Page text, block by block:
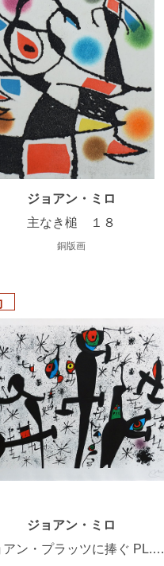
ジョアン・ミロ
主なき槌 １８
銅版画
ジョアン・ミロ
アン・プラッツに捧ぐ PL.…